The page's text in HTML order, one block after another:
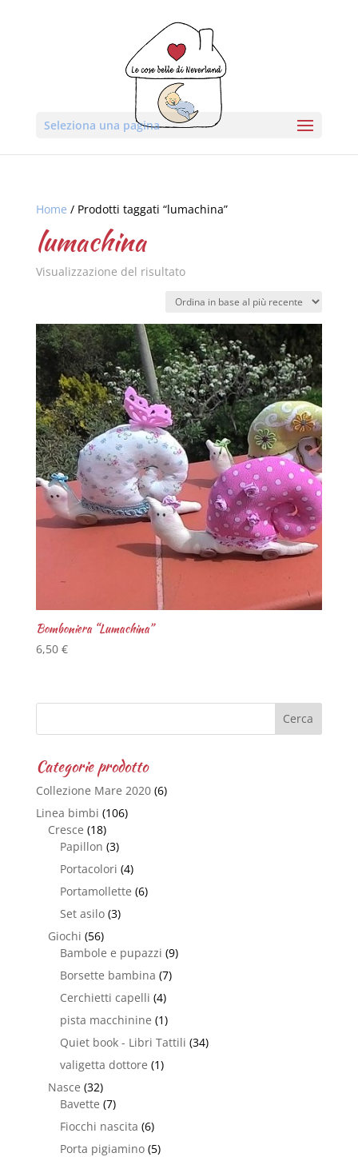
Seleziona una pagina
Home / Prodotti taggati “lumachina”
lumachina
Visualizzazione del risultato
Bomboniera “Lumachina”
6,50 €
Categorie prodotto
Collezione Mare 2020 (6)
Linea bimbi (106)
Cresce (18)
Papillon (3)
Portacolori (4)
Portamollette (6)
Set asilo (3)
Giochi (56)
Bambole e pupazzi (9)
Borsette bambina (7)
Cerchietti capelli (4)
pista macchinine (1)
Quiet book - Libri Tattili (34)
valigetta dottore (1)
Nasce (32)
Bavette (7)
Fiocchi nascita (6)
Porta pigiamino (5)